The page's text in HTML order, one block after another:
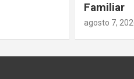
agosto 7, 2026